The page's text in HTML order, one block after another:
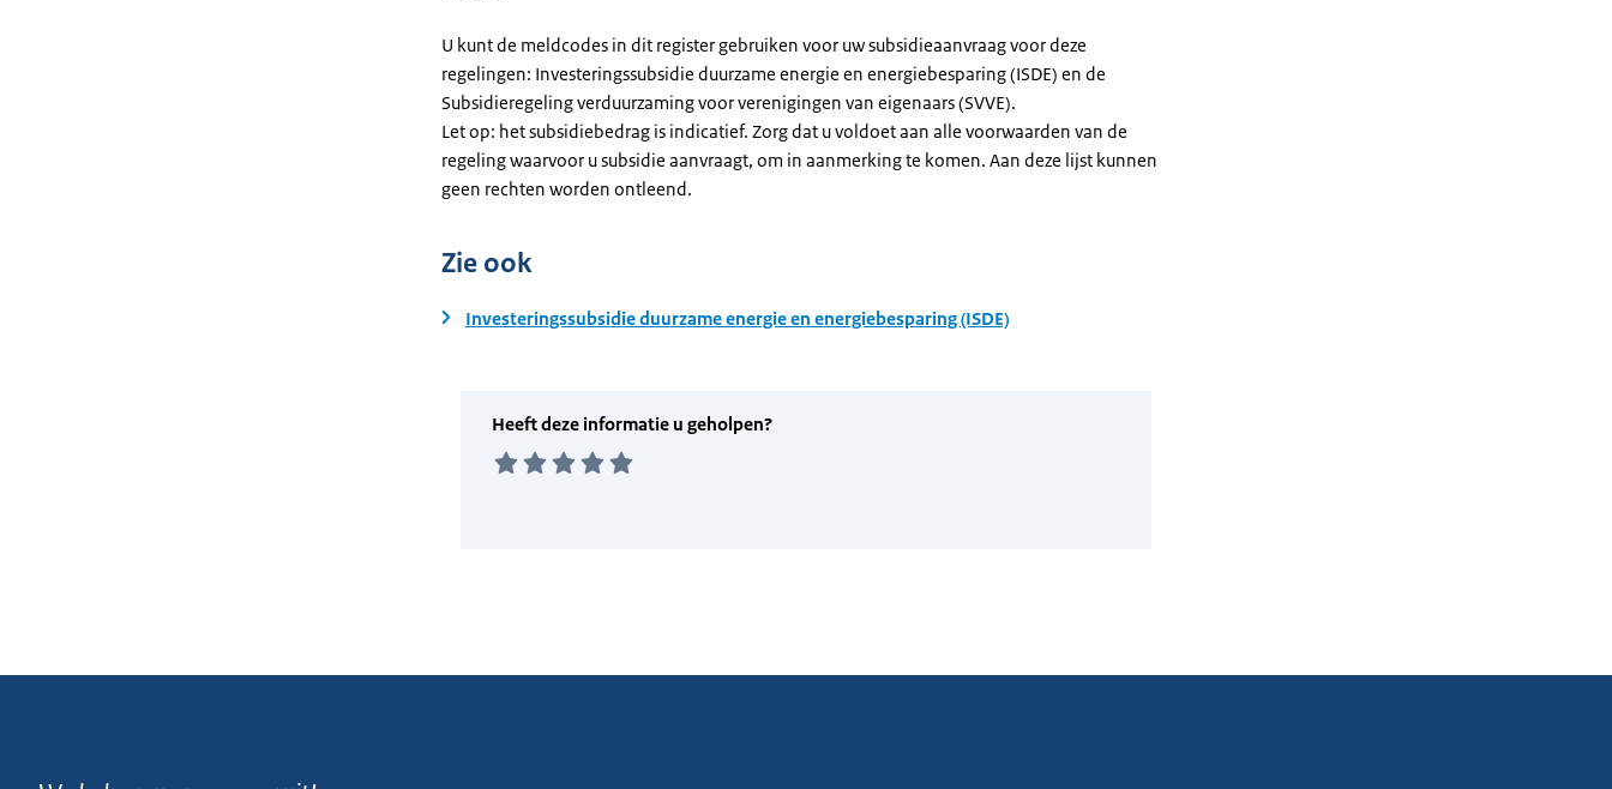
U kunt de meldcodes in dit register gebruiken voor uw subsidieaanvraag voor deze
regelingen: Investeringssubsidie duurzame energie en energiebesparing (ISDE) en de
Subsidieregeling verduurzaming voor verenigingen van eigenaars (SVVE).
Let op: het subsidiebedrag is indicatief. Zorg dat u voldoet aan alle voorwaarden van de
regeling waarvoor u subsidie aanvraagt, om in aanmerking te komen. Aan deze lijst kunnen
geen rechten worden ontleend.
Zie ook
Investeringssubsidie duurzame energie en energiebesparing (ISDE)